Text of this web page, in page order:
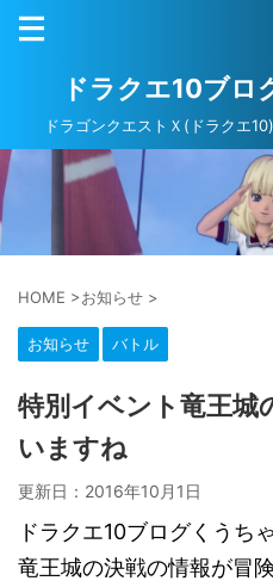
ドラクエ10ブロ
ドラゴンクエストＸ(ドラクエ
HOME >お知らせ >
お知らせ バトル
特別イベント竜王城
いますね
更新日： 2016年10月1日
ドラクエ10ブログくうち
竜王城の決戦の情報が冒